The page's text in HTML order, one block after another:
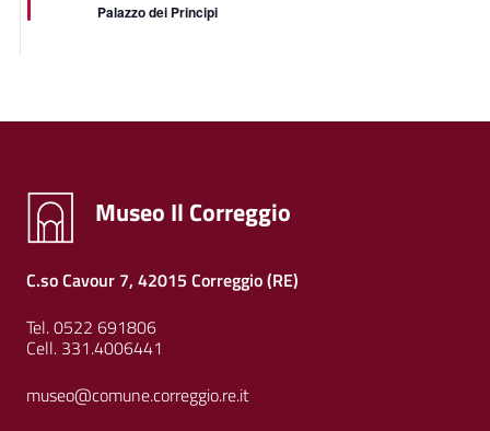
Palazzo dei Principi
Museo Il Correggio
C.so Cavour 7, 42015 Correggio (RE)
Tel. 0522 691806
Cell. 331.4006441
museo@comune.correggio.re.it